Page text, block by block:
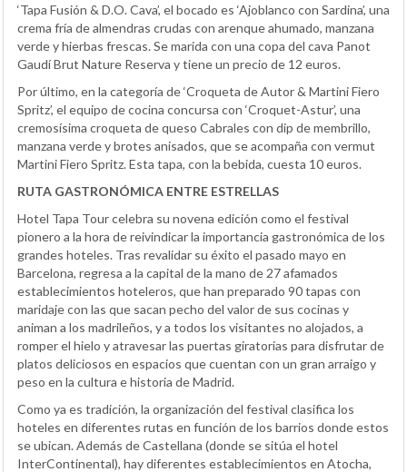
‘Tapa Fusión & D.O. Cava’, el bocado es ‘Ajoblanco con Sardina’, una
crema fría de almendras crudas con arenque ahumado, manzana
verde y hierbas frescas. Se marida con una copa del cava Panot
Gaudí Brut Nature Reserva y tiene un precio de 12 euros.
Por último, en la categoría de ‘Croqueta de Autor & Martini Fiero
Spritz’, el equipo de cocina concursa con ‘Croquet-Astur’, una
cremosísima croqueta de queso Cabrales con dip de membrillo,
manzana verde y brotes anisados, que se acompaña con vermut
Martini Fiero Spritz. Esta tapa, con la bebida, cuesta 10 euros.
RUTA GASTRONÓMICA ENTRE ESTRELLAS
Hotel Tapa Tour celebra su novena edición como el festival
pionero a la hora de reivindicar la importancia gastronómica de los
grandes hoteles. Tras revalidar su éxito el pasado mayo en
Barcelona, regresa a la capital de la mano de 27 afamados
establecimientos hoteleros, que han preparado 90 tapas con
maridaje con las que sacan pecho del valor de sus cocinas y
animan a los madrileños, y a todos los visitantes no alojados, a
romper el hielo y atravesar las puertas giratorias para disfrutar de
platos deliciosos en espacios que cuentan con un gran arraigo y
peso en la cultura e historia de Madrid.
Como ya es tradición, la organización del festival clasifica los
hoteles en diferentes rutas en función de los barrios donde estos
se ubican. Además de Castellana (donde se sitúa el hotel
InterContinental), hay diferentes establecimientos en Atocha,